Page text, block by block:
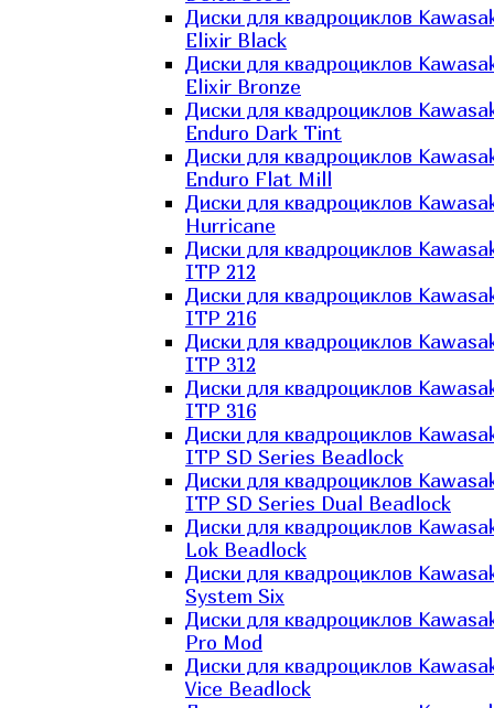
Диски для квадроциклов
Elixir Black
Диски для квадроциклов
Elixir Bronze
Диски для квадроциклов
Enduro Dark Tint
Диски для квадроциклов
Enduro Flat Mill
Диски для квадроциклов
Hurricane
Диски для квадроциклов
ITP 212
Диски для квадроциклов
ITP 216
Диски для квадроциклов
ITP 312
Диски для квадроциклов
ITP 316
Диски для квадроциклов
ITP SD Series Beadlock
Диски для квадроциклов
ITP SD Series Dual Beadlock
Диски для квадроциклов
Lok Beadlock
Диски для квадроциклов
System Six
Диски для квадроциклов
Pro Mod
Диски для квадроциклов
Vice Beadlock